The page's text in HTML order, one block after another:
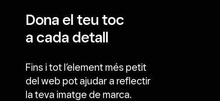
Dona el teu toc
a cada detall
Fins i tot l’element més petit
del web pot ajudar a reflectir
la teva imatge de marca.